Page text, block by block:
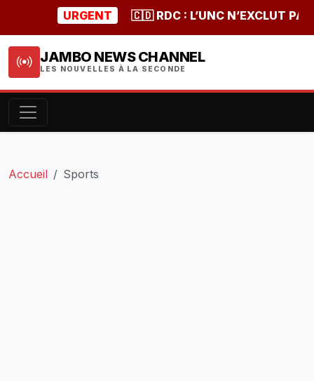
URGENT 🇨🇩 RDC : L’UNC N’EXCLUT PAS
JAMBO NEWS CHANNEL
LES NOUVELLES À LA SECONDE
Accueil Sports